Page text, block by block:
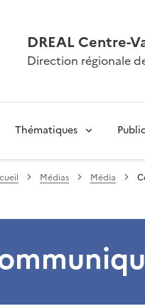
DREAL Centre-
Direction régionale
Thématiques
Médias Média